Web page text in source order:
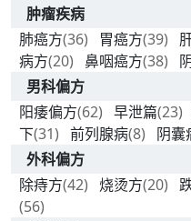
肿瘤疾病
肺癌方(36) 胃癌方(39)
病方(20) 鼻咽癌方(38)
男科偏方
阳痿偏方(62) 早泄篇(23)
下(31) 前列腺病(8) 阴囊
外科偏方
除痔方(42) 烧烫方(20)
(56)